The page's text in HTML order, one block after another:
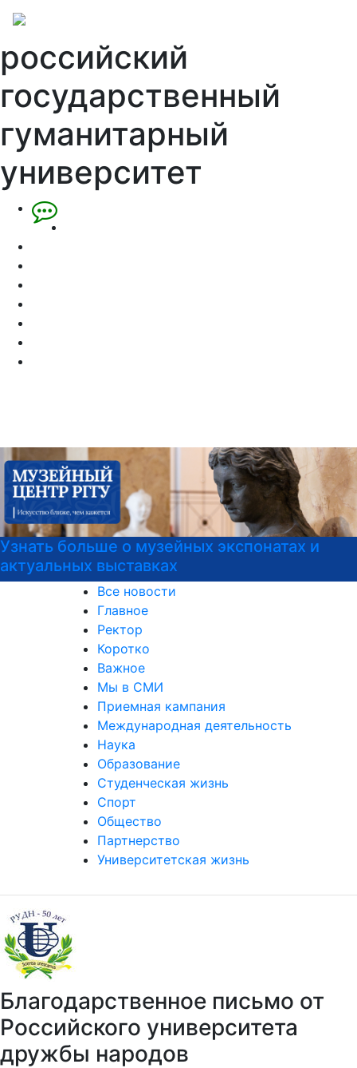
российский
государственный
гуманитарный
университет
экспонатах и Узнайте все о
Все новости
Главное
Ректор
Коротко
Важное
Мы в СМИ
Приемная кампания
Международная деятельность
Наука
Образование
Студенческая жизнь
Спорт
Общество
Партнерство
Университетская жизнь
Благодарственное письмо от
Российского университета
дружбы народов